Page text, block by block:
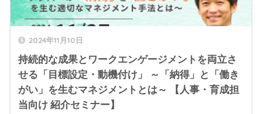
2024年11月10日
持続的な成果とワークエンゲージメントを両立さ
せる「目標設定・動機付け」 ～「納得」と「働き
がい」を生むマネジメントとは～ 【人事・育成担
当向け 紹介セミナー】